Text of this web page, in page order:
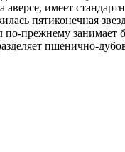
имеет
пятиконечная
прежнему
пшенично-